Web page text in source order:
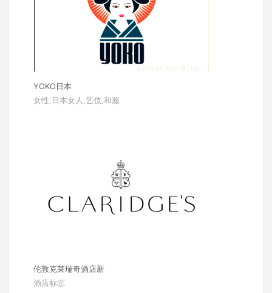
YOKO日本
女性,日本女人,艺伎,和服
伦敦克莱瑞奇酒店新
酒店标志